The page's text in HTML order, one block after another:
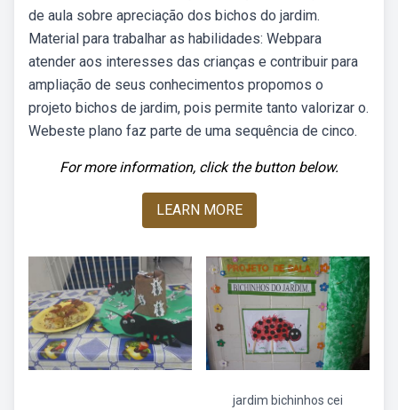
de aula sobre apreciação dos bichos do jardim.
Material para trabalhar as habilidades: Webpara
atender aos interesses das crianças e contribuir para
ampliação de seus conhecimentos propomos o
projeto bichos de jardim, pois permite tanto valorizar o.
Webeste plano faz parte de uma sequência de cinco.
For more information, click the button below.
LEARN MORE
jardim bichinhos cei